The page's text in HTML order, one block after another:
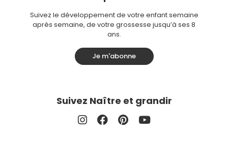
Suivez le développement de votre enfant semaine
après semaine, de votre grossesse jusqu’à ses 8
ans.
Je m'abonne
Suivez Naître et grandir